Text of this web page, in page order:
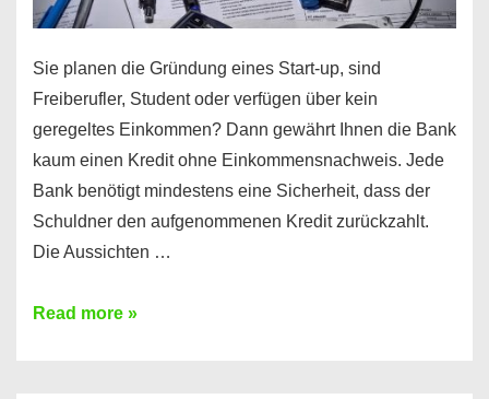
Sie planen die Gründung eines Start-up, sind
Freiberufler, Student oder verfügen über kein
geregeltes Einkommen? Dann gewährt Ihnen die Bank
kaum einen Kredit ohne Einkommensnachweis. Jede
Bank benötigt mindestens eine Sicherheit, dass der
Schuldner den aufgenommenen Kredit zurückzahlt.
Die Aussichten …
Mit
Read more »